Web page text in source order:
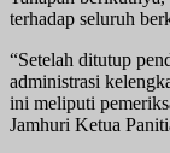
terhadap seluruh
“Setelah ditutup
administrasi
ini meliputi
Jamhuri Ketua